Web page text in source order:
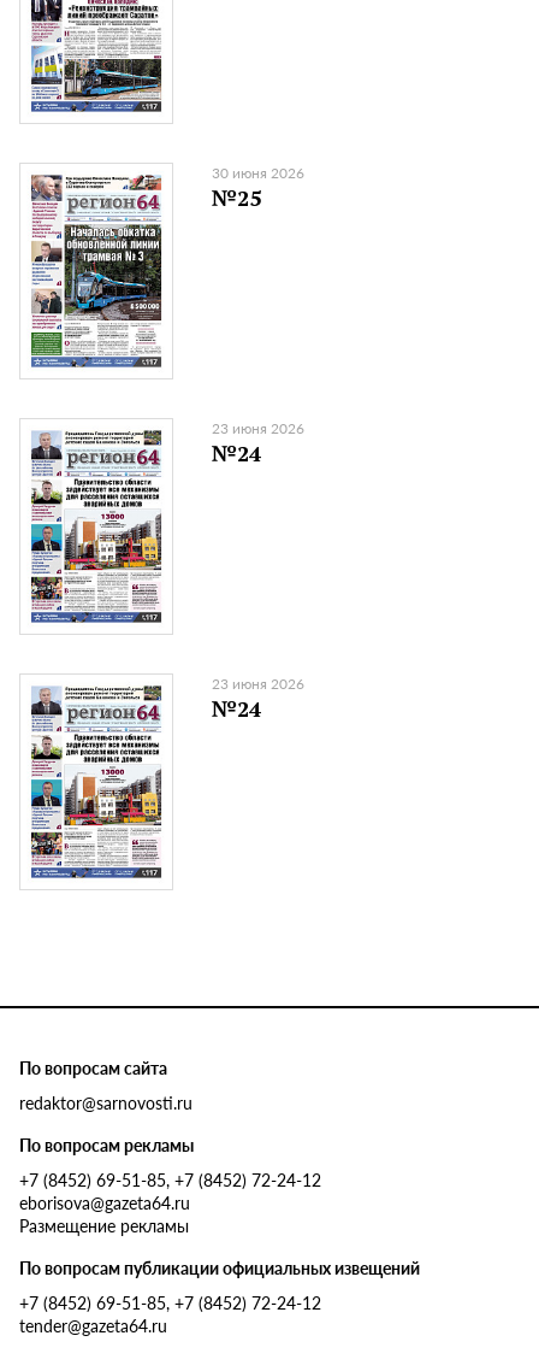
30 июня 2026
№25
23 июня 2026
№24
23 июня 2026
№24
По вопросам сайта
redaktor@sarnovosti.ru
По вопросам рекламы
+7 (8452) 69-51-85, +7 (8452) 72-24-12
eborisova@gazeta64.ru
Размещение рекламы
По вопросам публикации официальных извещений
+7 (8452) 69-51-85, +7 (8452) 72-24-12
tender@gazeta64.ru